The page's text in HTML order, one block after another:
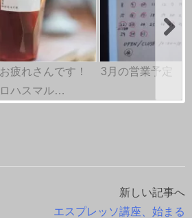
お疲れさんです！
ロハスマル…
3月の営業予定
新しい記事へ
エスプレッソ講座、始まる